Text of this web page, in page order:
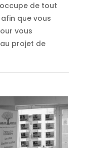
de tout
que vous
vous
projet de